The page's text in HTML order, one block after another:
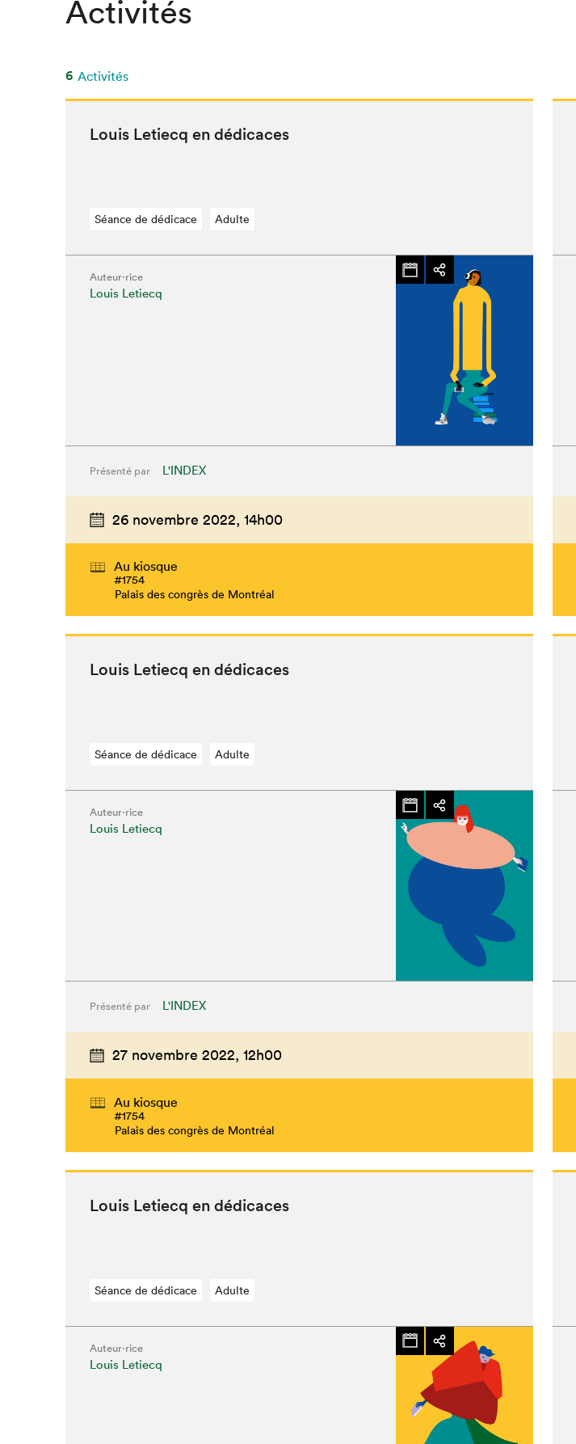
SLM 2020
Que cherchez-vous?
Activités
6 Activités
Louis Letiecq en dédicaces
Séance de dédicace Adulte
Auteur·rice
Louis Letiecq
Présenté par L'INDEX
26 novembre 2022, 14h00
Au kiosque
#1754
Palais des congrès de Montréal
Louis Letiecq en dédicaces
Séance de dédicace Adulte
Auteur·rice
Louis Letiecq
Présenté par L'INDEX
27 novembre 2022, 12h00
Au kiosque
#1754
Palais des congrès de Montréal
Louis Letiecq en dédicaces
Séance de dédicace Adulte
Auteur·rice
Louis Letiecq